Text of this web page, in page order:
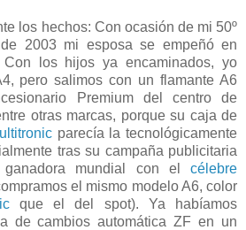
los hechos: Con ocasión de mi 50º
2003 mi esposa se empeñó en
Con los hijos ya encaminados, yo
pero salimos con un flamante A6
Premium del centro de
otras marcas, porque su caja de
parecía la tecnológicamente
tras su campaña publicitaria
mundial con el célebre
el mismo modelo A6, color
que el del spot). Ya habíamos
de cambios automática ZF en un